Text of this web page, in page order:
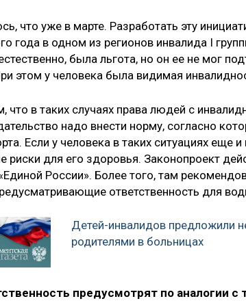
что уже в марте. Разработать эту
года в одном из регионов инвалида I
была льгота, но он ее не мог
этом у человека была видимая
что в таких случаях права людей с
надо внести норму, согласно
Если у человека в таких ситуациях еще
риски для его здоровья. Законопроект
России». Более того, там
ответственность для
Детей-инвалидов предложили
родителями в больницах
предусмотрят по аналогии с